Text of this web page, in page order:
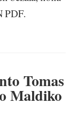
PDF.
Tomas
Maldiko